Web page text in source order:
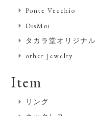
Ponte Vecchio
DisMoi
タカラ堂オリジナル
other Jewelry
Item
リング